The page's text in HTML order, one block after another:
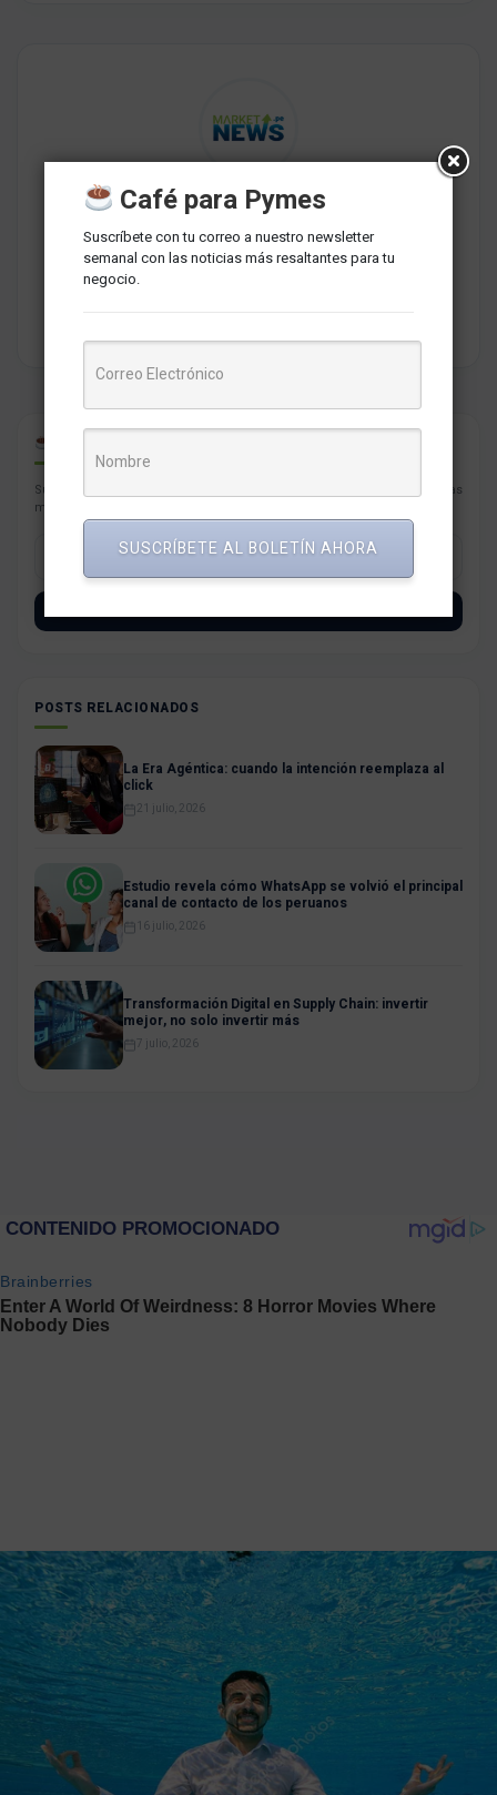
Redaccion MarketNews
Somos un medio de comunicación peruano cuyo objetivo es
brindar una selección de contenidos relevantes sobre
marketing, comunicaciones, liderazgo, tecnología y negocios
para PYMES esperando contribuir a su crecimiento.
Suscríbete con tu correo a nuestro newsletter semanal con las noticias
más resaltantes para tu negocio.
POSTS RELACIONADOS
La Era Agéntica: cuando la intención reemplaza al
click
21 julio, 2026
Estudio revela cómo WhatsApp se volvió el principal
canal de contacto de los peruanos
16 julio, 2026
Transformación Digital en Supply Chain: invertir
mejor, no solo invertir más
7 julio, 2026
Café para Pymes
Suscríbete con tu correo a nuestro newsletter
semanal con las noticias más resaltantes para tu
negocio.
SUSCRÍBETE AL BOLETÍN AHORA